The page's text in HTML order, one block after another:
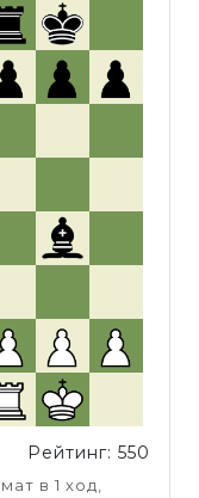
Рейтинг: 550
в 1 ход,